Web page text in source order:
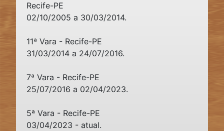
Recife-PE
02/10/2005 a 30/03/2014.
11ª Vara - Recife-PE
31/03/2014 a 24/07/2016.
7ª Vara - Recife-PE
25/07/2016 a 02/04/2023.
5ª Vara - Recife-PE
03/04/2023 - atual.